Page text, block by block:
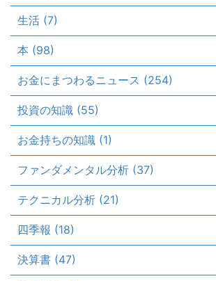
生活 (7)
本 (98)
お金にまつわるニュース (254)
投資の知識 (55)
お金持ちの知識 (1)
ファンダメンタル分析 (37)
テクニカル分析 (21)
四季報 (18)
決算書 (47)